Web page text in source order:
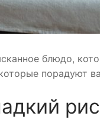
блюдо,
порадуют